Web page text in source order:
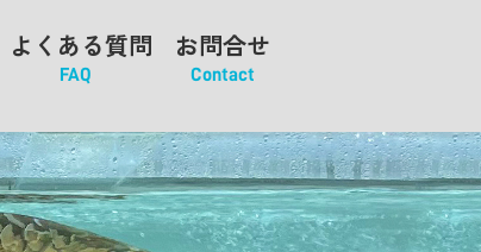
よくある質問
FAQ
お問合せ
Contact